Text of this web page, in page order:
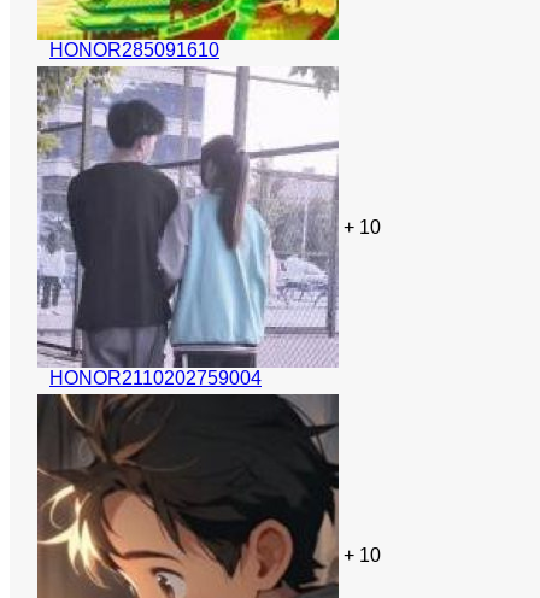
HONOR285091610
HONOR2110202759004
+ 10
+ 10